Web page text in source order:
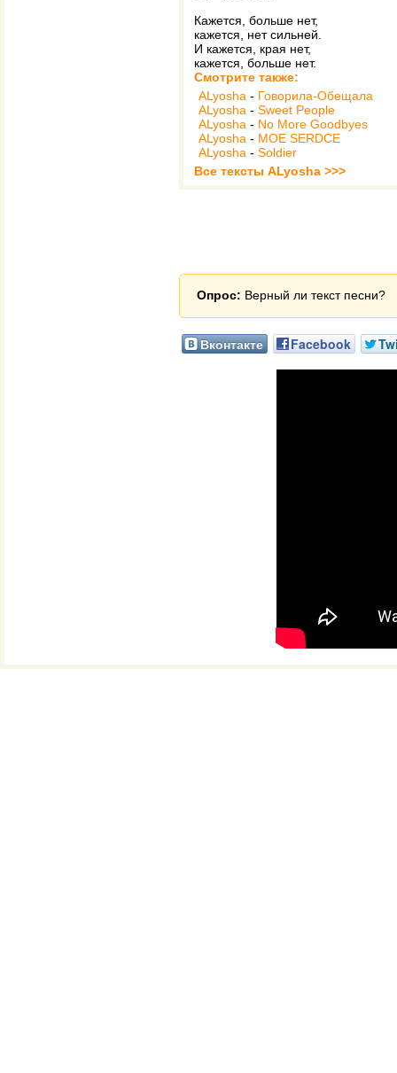
Кажется, больше нет,
кажется, нет сильней.
И кажется, края нет,
кажется, больше нет.
Смотрите также:
ALyosha - Говорила-Обещала
ALyosha - Sweet People
ALyosha - No More Goodbyes
ALyosha - MOE SERDCE
ALyosha - Soldier
Все тексты ALyosha >>>
Опрос: Верный ли текст песни?
Вконтакте Facebook